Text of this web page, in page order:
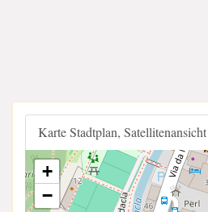
Karte Stadtplan, Satellitenansicht
+
−